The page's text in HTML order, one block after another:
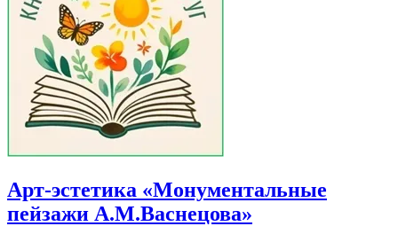
Арт-эстетика «Монументальные
пейзажи А.М.Васнецова»